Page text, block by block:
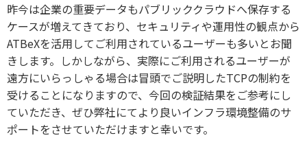
昨今は企業の重要データもパブリッククラウドへ保存する
ケースが増えてきており、セキュリティや運用性の観点から
ATBeXを活用してご利用されているユーザーも多いとお聞
きします。しかしながら、実際にご利用されるユーザーが
遠方にいらっしゃる場合は冒頭でご説明したTCPの制約を
受けることになりますので、今回の検証結果をご参考にし
ていただき、ぜひ弊社にてより良いインフラ環境整備のサ
ポートをさせていただけますと幸いです。